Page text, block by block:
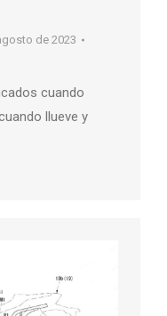
de 2023
cuando
llueve y